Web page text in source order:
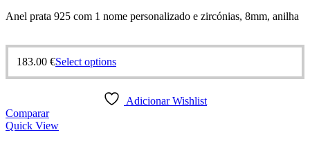
Anel prata 925 com 1 nome personalizado e zircónias, 8mm, anilha
183.00 €Select optionsThis
multiple
Adicionar Wishlist
Comparar
Quick View